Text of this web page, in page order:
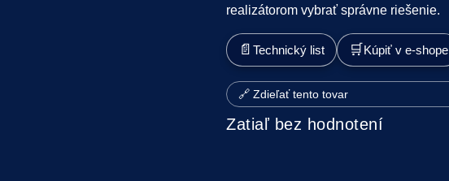
realizátorom vybrať správne riešenie.
📄 Technický list 🛒 Kúpiť v e-shope
🔗 Zdieľať tento tovar
Zatiaľ bez hodnotení